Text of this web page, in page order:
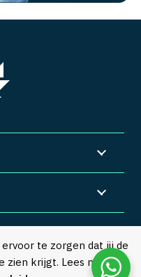
te zorgen dat jij de
zien krijgt. Lees meer in
Privacy